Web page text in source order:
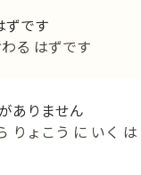
ずです
る はずです
ありません
りょこう に いく は